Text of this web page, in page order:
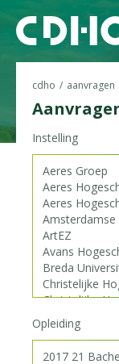
cdho aanvragen
Instelling
Opleiding